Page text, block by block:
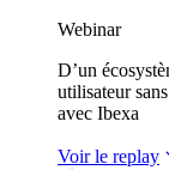
Webinar
D’un
utilisateur
avec Ibexa
Voir le replay